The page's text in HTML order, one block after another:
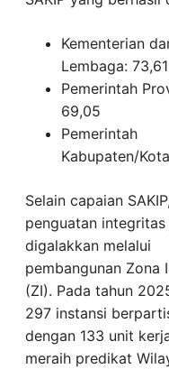
Kementerian
Lembaga: 73,61
Pemerintah
69,05
Pemerintah
Kabupaten/
Selain capaian SAKIP,
penguatan
digalakkan melalui
pembangunan Zona
(ZI). Pada tahun
297 instansi
dengan 133 unit
meraih predikat